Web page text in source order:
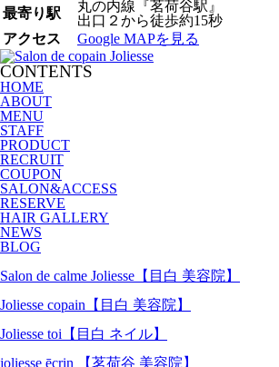
最寄り駅
丸の内線『茗荷谷駅』
出口２から徒歩約15秒
アクセス
Google MAPを見る
CONTENTS
HOME
ABOUT
MENU
STAFF
PRODUCT
RECRUIT
COUPON
SALON&ACCESS
RESERVE
HAIR GALLERY
NEWS
BLOG
Salon de calme Joliesse【目白 美容院】
Joliesse copain【目白 美容院】
Joliesse toi【目白 ネイル】
joliesse ēcrin 【茗荷谷 美容院】